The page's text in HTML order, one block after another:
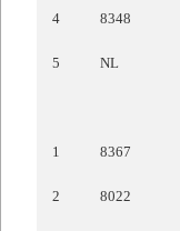
4 8348
5 NL
1 8367
2 8022